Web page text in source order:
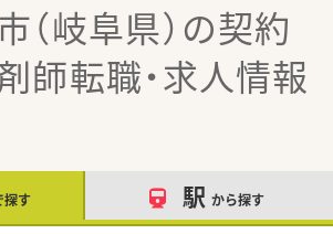
（岐阜県）の契約
師転職・求人情報
探す 駅 から探す